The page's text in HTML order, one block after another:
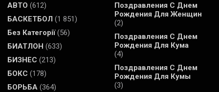
АВТО (612)
БАСКЕТБОЛ (1 851)
Без Категорії(56)
БИАТЛОН (633)
БИЗНЕС (213)
БОКС (178)
БОРЬБА (364)
Поздравления С Днем
Рождения Для Женщин
(2)
Поздравления С Днем
Рождения Для Кума
(4)
Поздравления С Днем
Рождения Для Кумы
(3)